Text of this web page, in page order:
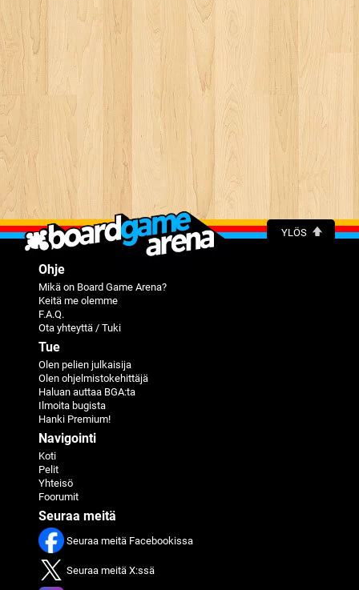
YLÖS
Ohje
Mikä on Board Game Arena?
Keitä me olemme
F.A.Q.
Ota yhteyttä / Tuki
Tue
Olen pelien julkaisija
Olen ohjelmistokehittäjä
Haluan auttaa BGA:ta
Ilmoita bugista
Hanki Premium!
Navigointi
Koti
Pelit
Yhteisö
Foorumit
Seuraa meitä
Seuraa meitä Facebookissa
Seuraa meitä X:ssä